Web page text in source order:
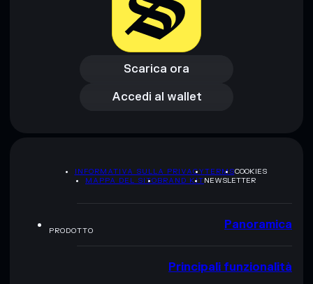
Scarica ora
Scarica ora
Accedi al wallet
Accedi al wallet
INFORMATIVA SULLA PRIVACYTERMSCOOKIES
MAPPA DEL SITOBRAND KITNEWSLETTER
PRODOTTO Panoramica
Principali funzionalità